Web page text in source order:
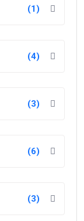
(1)
(4)
(3)
(6)
(3)